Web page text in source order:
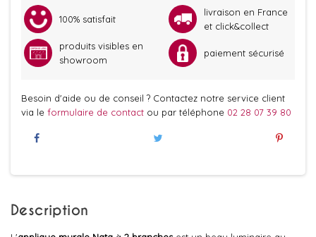
100% satisfait
livraison en France
et click&collect
produits visibles en
showroom
paiement sécurisé
Besoin d'aide ou de conseil ? Contactez notre service client
via le formulaire de contact ou par téléphone 02 28 07 39 80
Description